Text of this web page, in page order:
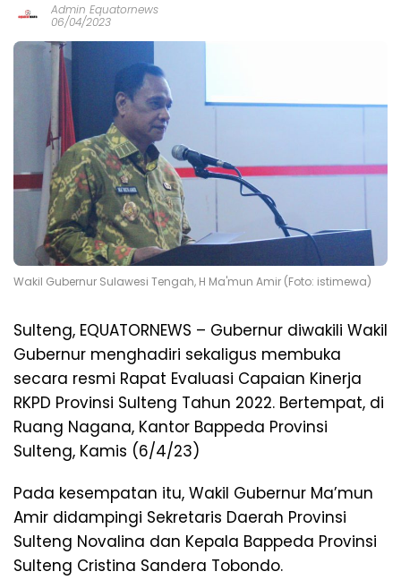
Admin Equatornews
06/04/2023
Wakil Gubernur Sulawesi Tengah, H Ma'mun Amir (Foto: istimewa)
Sulteng, EQUATORNEWS – Gubernur diwakili Wakil
Gubernur menghadiri sekaligus membuka
secara resmi Rapat Evaluasi Capaian Kinerja
RKPD Provinsi Sulteng Tahun 2022. Bertempat, di
Ruang Nagana, Kantor Bappeda Provinsi
Sulteng, Kamis (6/4/23)
Pada kesempatan itu, Wakil Gubernur Ma’mun
Amir didampingi Sekretaris Daerah Provinsi
Sulteng Novalina dan Kepala Bappeda Provinsi
Sulteng Cristina Sandera Tobondo.